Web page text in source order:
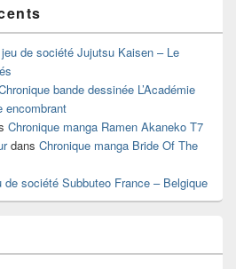
de société Jujutsu Kaisen – Le
bande dessinée L’Académie
encombrant
Chronique manga Ramen Akaneko T7
dans Chronique manga Bride Of The
de société Subbuteo France – Belgique